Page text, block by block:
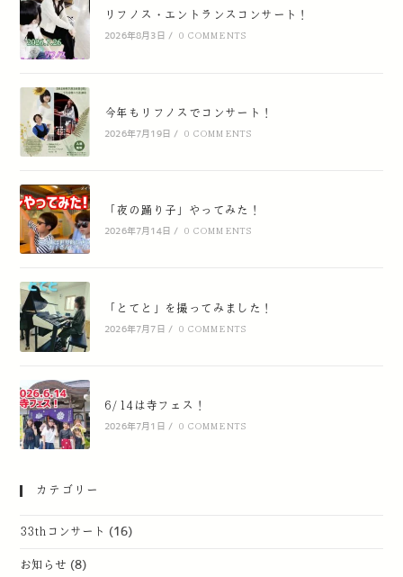
リフノス・エントランスコンサート！
2026年8月3日 / 0 COMMENTS
今年もリフノスでコンサート！
2026年7月19日 / 0 COMMENTS
「夜の踊り子」やってみた！
2026年7月14日 / 0 COMMENTS
「とてと」を撮ってみました！
2026年7月7日 / 0 COMMENTS
6/14は寺フェス！
2026年7月1日 / 0 COMMENTS
カテゴリー
33thコンサート (16)
お知らせ (8)